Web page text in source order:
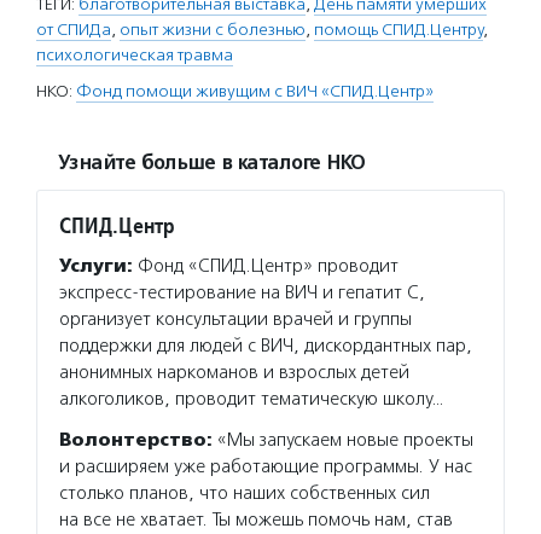
ТЕГИ: благотворительная выставка, День памяти умерших
от СПИДа, опыт жизни с болезнью, помощь СПИД.Центру,
психологическая травма
НКО: Фонд помощи живущим с ВИЧ «СПИД.Центр»
Узнайте больше в каталоге НКО
СПИД.Центр
Услуги: Фонд «СПИД.Центр» проводит
экспресс-тестирование на ВИЧ и гепатит С,
организует консультации врачей и группы
поддержки для людей с ВИЧ, дискордантных пар,
анонимных наркоманов и взрослых детей
алкоголиков, проводит тематическую школу…
Волонтерство: «Мы запускаем новые проекты
и расширяем уже работающие программы. У нас
столько планов, что наших собственных сил
на все не хватает. Ты можешь помочь нам, став